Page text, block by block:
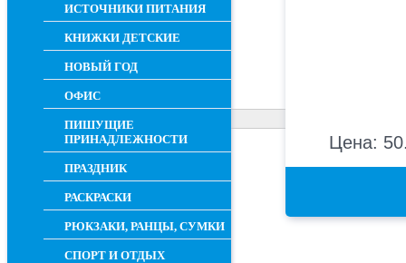
ИСТОЧНИКИ ПИТАНИЯ
КНИЖКИ ДЕТСКИЕ
НОВЫЙ ГОД
ОФИС
ПИШУЩИЕ
ПРИНАДЛЕЖНОСТИ
ПРАЗДНИК
РАСКРАСКИ
РЮКЗАКИ, РАНЦЫ, СУМКИ
СПОРТ И ОТДЫХ
Цена: